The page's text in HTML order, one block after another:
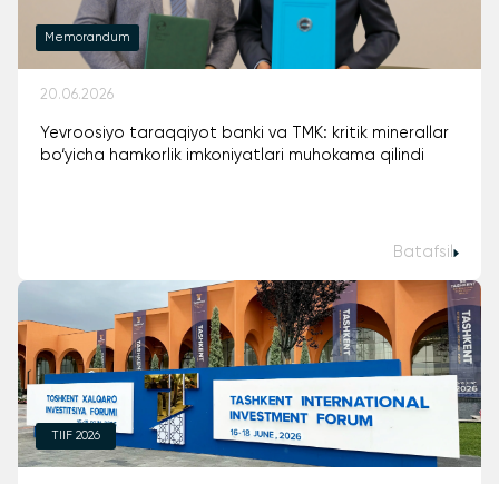
Memorandum
20.06.2026
Yevroosiyo taraqqiyot banki va TMK: kritik minerallar
bo‘yicha hamkorlik imkoniyatlari muhokama qilindi
Batafsil
TIIF 2026